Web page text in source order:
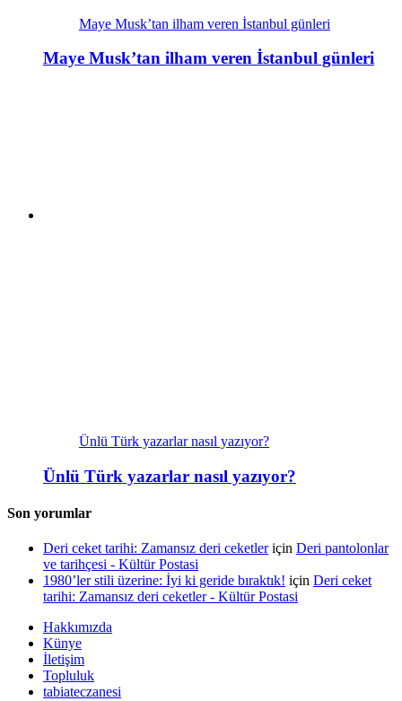
Maye Musk’tan ilham veren İstanbul günleri
Maye Musk’tan ilham veren İstanbul günleri
Ünlü Türk yazarlar nasıl yazıyor?
Ünlü Türk yazarlar nasıl yazıyor?
Son yorumlar
Deri ceket tarihi: Zamansız deri ceketleriçin Deri pantolonlar
ve tarihçesi - Kültür Postasi
1980’ler stili üzerine: İyi ki geride bıraktık! için Deri ceket
tarihi: Zamansız deri ceketler - Kültür Postasi
Hakkımızda
Künye
İletişim
Topluluk
tabiateczanesi